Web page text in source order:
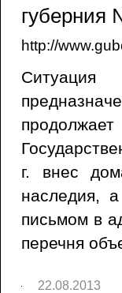
губерния
http://
г. внес
наследия,
письмом в
перечня
22.08.2013